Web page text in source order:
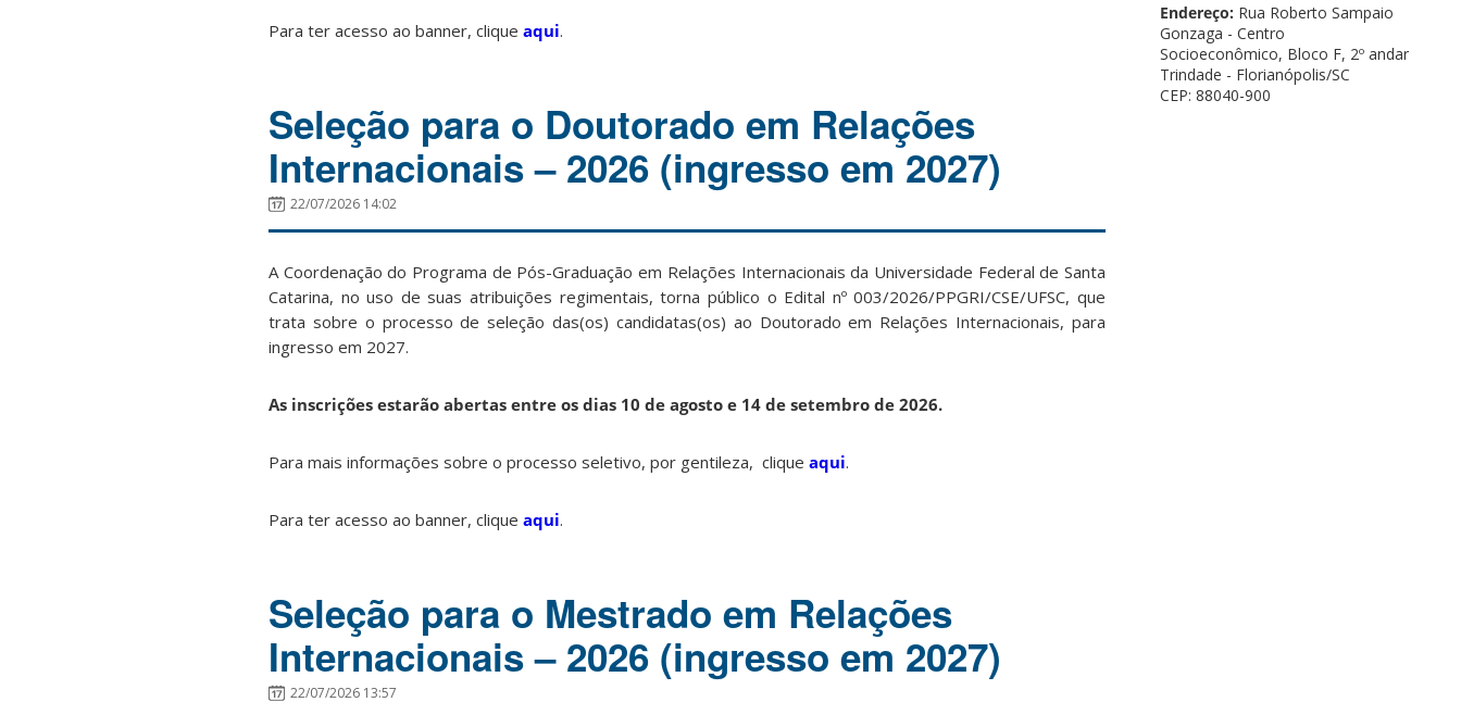
Para ter acesso ao banner, clique aqui.
Seleção para o Doutorado em Relações
Internacionais – 2026 (ingresso em 2027)
22/07/2026 14:02
A Coordenação do Programa de Pós-Graduação em Relações Internacionais da Universidade Federal de Santa
Catarina, no uso de suas atribuições regimentais, torna público o Edital nº 003/2026/PPGRI/CSE/UFSC, que
trata sobre o processo de seleção das(os) candidatas(os) ao Doutorado em Relações Internacionais, para
ingresso em 2027.
As inscrições estarão abertas entre os dias 10 de agosto e 14 de setembro de 2026.
Para mais informações sobre o processo seletivo, por gentileza, clique aqui.
Para ter acesso ao banner, clique aqui.
Seleção para o Mestrado em Relações
Internacionais – 2026 (ingresso em 2027)
22/07/2026 13:57
Endereço: Rua Roberto Sampaio
Gonzaga - Centro
Socioeconômico, Bloco F, 2º andar
Trindade - Florianópolis/SC
CEP: 88040-900